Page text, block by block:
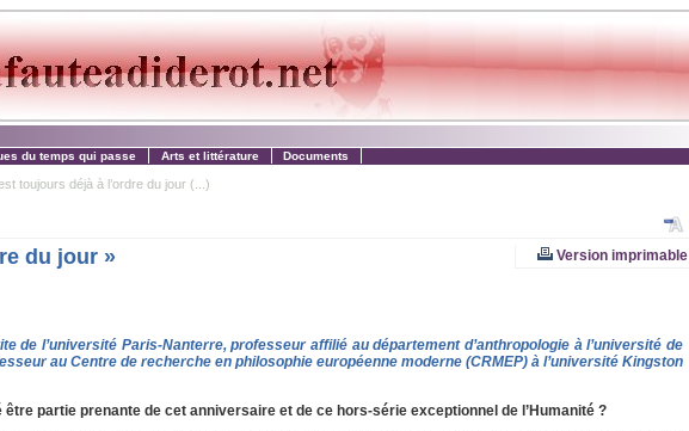
du temps qui passe Arts et littérature Documents
toujours déjà à l’ordre du jour (...)
Version imprimable
du jour »
de l’université Paris-Nanterre, professeur affilié au département d’anthropologie à l’université de
au Centre de recherche en philosophie européenne moderne (CRMEP) à l’université Kingston
partie prenante de cet anniversaire et de ce hors-série exceptionnel de l’Humanité ?